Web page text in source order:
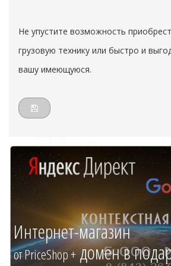
Не упустите возможность
грузовую технику или быстро и
вашу имеющуюся.
Интернет-магазин
от PriceShop +домен в